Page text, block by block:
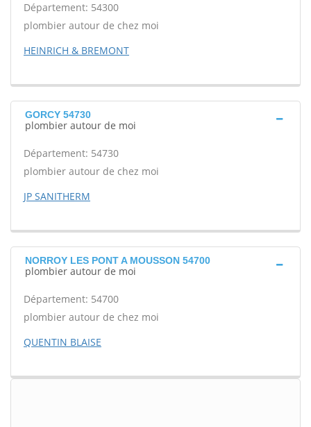
Département: 54300
plombier autour de chez moi
HEINRICH & BREMONT
GORCY 54730
plombier autour de moi
Département: 54730
plombier autour de chez moi
JP SANITHERM
NORROY LES PONT A MOUSSON 54700
plombier autour de moi
Département: 54700
plombier autour de chez moi
QUENTIN BLAISE